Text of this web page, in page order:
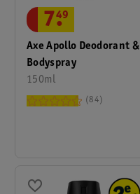
Axe Apollo Deodorant &
Bodyspray
150ml
7.
49
84